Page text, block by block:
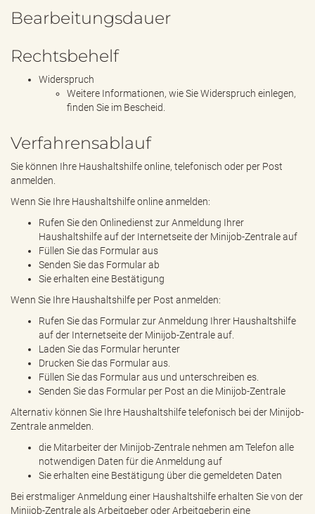
Bearbeitungsdauer
Rechtsbehelf
Widerspruch
Weitere Informationen, wie Sie Widerspruch einlegen,
finden Sie im Bescheid.
Verfahrensablauf
Sie können Ihre Haushaltshilfe online, telefonisch oder per Post
anmelden.
Wenn Sie Ihre Haushaltshilfe online anmelden:
Rufen Sie den Onlinedienst zur Anmeldung Ihrer
Haushaltshilfe auf der Internetseite der Minijob-Zentrale auf
Füllen Sie das Formular aus
Senden Sie das Formular ab
Sie erhalten eine Bestätigung
Wenn Sie Ihre Haushaltshilfe per Post anmelden:
Rufen Sie das Formular zur Anmeldung Ihrer Haushaltshilfe
auf der Internetseite der Minijob-Zentrale auf.
Laden Sie das Formular herunter
Drucken Sie das Formular aus.
Füllen Sie das Formular aus und unterschreiben es.
Senden Sie das Formular per Post an die Minijob-Zentrale
Alternativ können Sie Ihre Haushaltshilfe telefonisch bei der Minijob-
Zentrale anmelden.
die Mitarbeiter der Minijob-Zentrale nehmen am Telefon alle
notwendigen Daten für die Anmeldung auf
Sie erhalten eine Bestätigung über die gemeldeten Daten
Bei erstmaliger Anmeldung einer Haushaltshilfe erhalten Sie von der
Minijob-Zentrale als Arbeitgeber oder Arbeitgeberin eine